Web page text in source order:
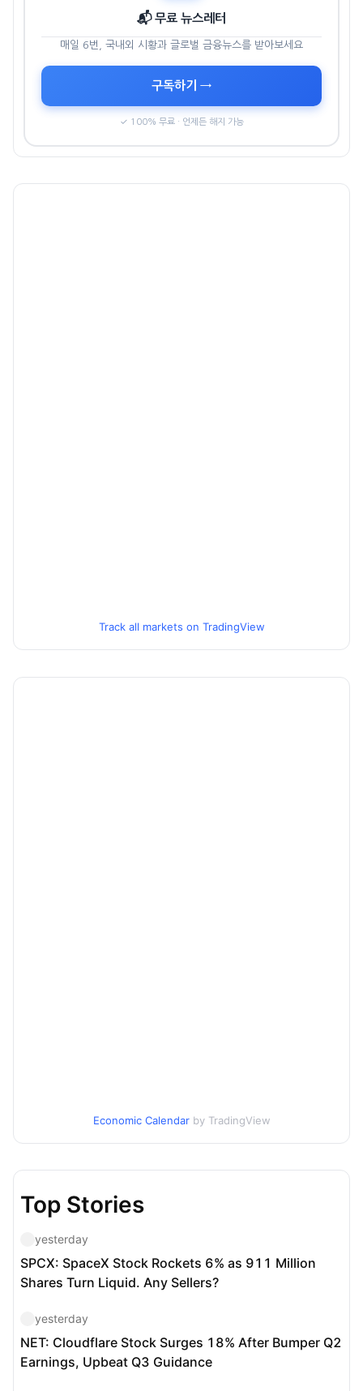
📬 무료 뉴스레터
매일 6번, 국내외 시황과 글로벌 금융뉴스를 받아보세요
구독하기 →
✓ 100% 무료 · 언제든 해지 가능
Track all markets on TradingView
Economic Calendar by TradingView